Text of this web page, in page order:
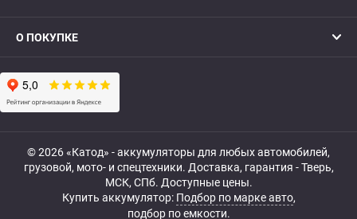
О ПОКУПКЕ
© 2026 «Катод» - аккумуляторы для любых автомобилей,
грузовой, мото- и спецтехники. Доставка, гарантия - Тверь,
МСК, СПб. Доступные цены.
Купить аккумулятор: Подбор по марке авто,
подбор по емкости.